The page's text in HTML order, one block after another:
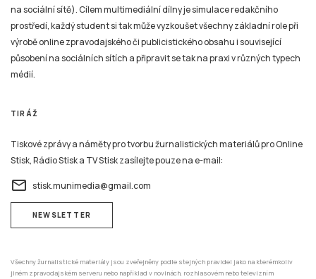
na sociální sítě). Cílem multimediální dílny je simulace redakčního
prostředí, každý student si tak může vyzkoušet všechny základní role při
výrobě online zpravodajského či publicistického obsahu i související
působení na sociálních sítích a připravit se tak na praxi v různých typech
médií.
TIRÁŽ
Tiskové zprávy a náměty pro tvorbu žurnalistických materiálů pro Online
Stisk, Rádio Stisk a TV Stisk zasílejte pouze na e-mail:
email stisk.munimedia@gmail.com
NEWSLETTER
Všechny žurnalistické materiály jsou zveřejněny podle stejných pravidel jako na kterémkoliv
jiném zpravodajském serveru nebo například v novinách, rozhlasovém nebo televizním